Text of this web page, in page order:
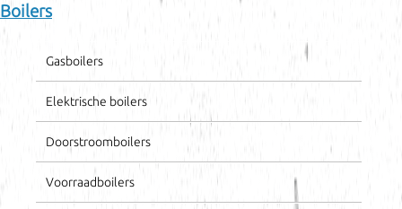
Boilers
Gasboilers
Elektrische boilers
Doorstroomboilers
Voorraadboilers